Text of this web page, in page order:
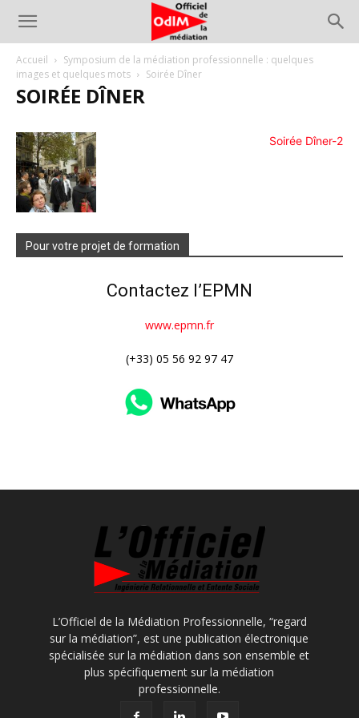
Accueil
Symposium de la médiation professionnelle : quelques
images et quelques mots
Soirée Dîner
SOIRÉE DÎNER
Soirée Dîner-2
Pour votre projet de formation
Contactez l’EPMN
www.epmn.fr
(+33) 05 56 92 97 47
L’Officiel de la Médiation Professionnelle, “regard
sur la médiation”, est une publication électronique
spécialisée sur la médiation dans son ensemble et
plus spécifiquement sur la médiation
professionnelle.